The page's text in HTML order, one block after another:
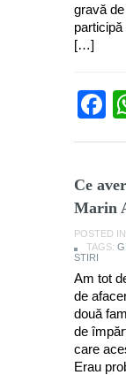
gravă
[…]
Ce
Marin
POSTED
TAGS:
STIRI
Am tot
de
două
de
care
Erau